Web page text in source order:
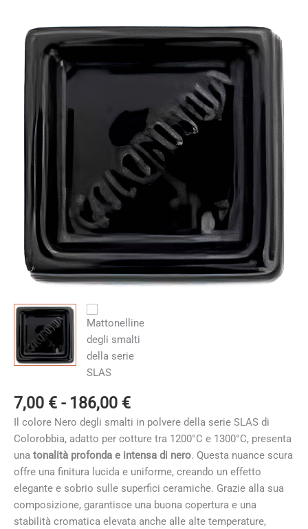
7,00 € - 186,00 €Fascia
di
prezzo:
da
7,00 €
a
186,00 €
Il colore Nero degli smalti in polvere della serie SLAS di
Colorobbia, adatto per cotture tra 1200°C e 1300°C, presenta
una tonalità profonda e intensa di nero. Questa nuance scura
offre una finitura lucida e uniforme, creando un effetto
elegante e sobrio sulle superfici ceramiche. Grazie alla sua
composizione, garantisce una buona copertura e una
stabilità cromatica elevata anche alle alte temperature,